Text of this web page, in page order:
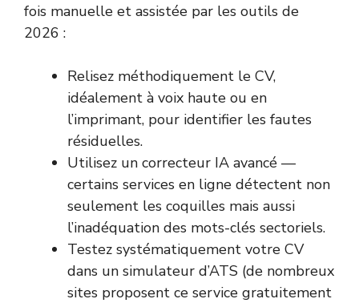
fois manuelle et assistée par les outils de
2026 :
Relisez méthodiquement le CV,
idéalement à voix haute ou en
l’imprimant, pour identifier les fautes
résiduelles.
Utilisez un correcteur IA avancé —
certains services en ligne détectent non
seulement les coquilles mais aussi
l’inadéquation des mots-clés sectoriels.
Testez systématiquement votre CV
dans un simulateur d’ATS (de nombreux
sites proposent ce service gratuitement